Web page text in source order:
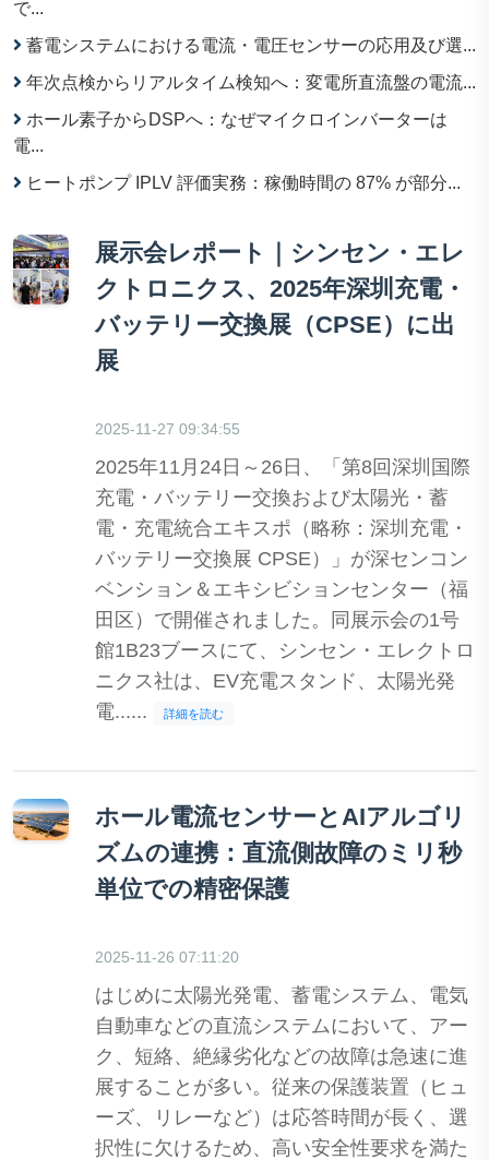
で...
蓄電システムにおける電流・電圧センサーの応用及び選...
年次点検からリアルタイム検知へ：変電所直流盤の電流...
ホール素子からDSPへ：なぜマイクロインバーターは
電...
ヒートポンプ IPLV 評価実務：稼働時間の 87% が部分...
展示会レポート｜シンセン・エレ
クトロニクス、2025年深圳充電・
バッテリー交換展（CPSE）に出
展
2025-11-27 09:34:55
2025年11月24日～26日、「第8回深圳国際
充電・バッテリー交換および太陽光・蓄
電・充電統合エキスポ（略称：深圳充電・
バッテリー交換展 CPSE）」が深センコン
ベンション＆エキシビションセンター（福
田区）で開催されました。同展示会の1号
館1B23ブースにて、シンセン・エレクトロ
ニクス社は、EV充電スタンド、太陽光発
電......
詳細を読む
ホール電流センサーとAIアルゴリ
ズムの連携：直流側故障のミリ秒
単位での精密保護
2025-11-26 07:11:20
はじめに太陽光発電、蓄電システム、電気
自動車などの直流システムにおいて、アー
ク、短絡、絶縁劣化などの故障は急速に進
展することが多い。従来の保護装置（ヒュ
ーズ、リレーなど）は応答時間が長く、選
択性に欠けるため、高い安全性要求を満た